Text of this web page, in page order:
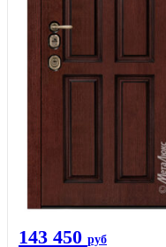
143 450 руб